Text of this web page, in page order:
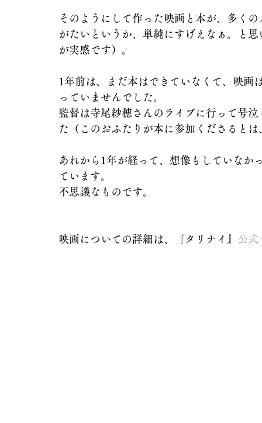
そのようにして作った映画と本が、多く
がたいというか、単純にすげえなぁ。と
が実感です）。
1年前は、まだ本はできていなくて、映画
っていませんでした。
監督は寺尾紗穂さんのライブに行って号
た（このおふたりが本に参加くださると
あれから1年が経って、想像もしていなか
ています。
不思議なものです。
映画についての詳細は、『タリナイ』 公式